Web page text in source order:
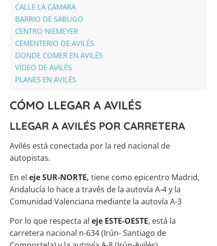
CALLE LA CÁMARA
BARRIO DE SABUGO
CENTRO NIEMEYER
CEMENTERIO DE AVILÉS
DONDE COMER EN AVILÉS
VÍDEO DE AVILÉS
PLANES EN AVILÉS
CÓMO LLEGAR A AVILÉS
LLEGAR A AVILÉS POR CARRETERA
Avilés está conectada por la red nacional de
autopistas.
En el eje SUR-NORTE, tiene como epicentro Madrid,
Andalucía lo hace a través de la autovía A-4 y la
Comunidad Valenciana mediante la autovía A-3
Por lo que respecta al eje ESTE-OESTE, está la
carretera nacional n-634 (Irún- Santiago de